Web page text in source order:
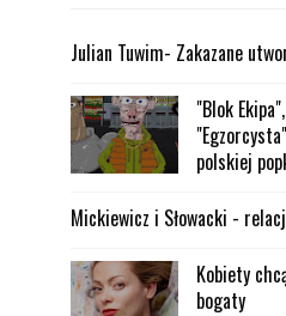
Julian Tuwim- Zakazane
"Blok
polskiej
Mickiewicz i Słowacki -
Kobiety
bogaty